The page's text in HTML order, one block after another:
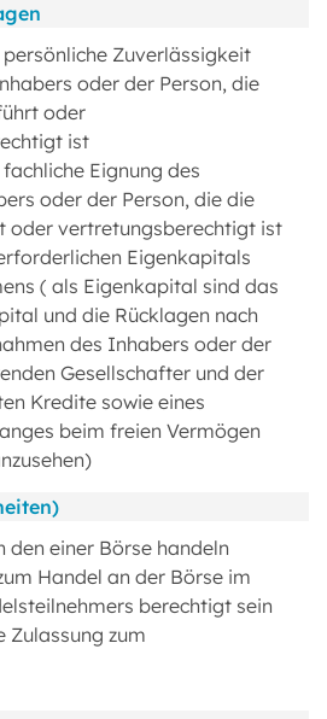
Zuverlässigkeit
oder der Person, die
oder
ist
Eignung des
oder der Person, die die
oder vertretungsberechtigt ist
Eigenkapitals
( als Eigenkapital sind das
und die Rücklagen nach
des Inhabers oder der
Gesellschafter und der
Kredite sowie eines
beim freien Vermögen
den einer Börse handeln
Handel an der Börse im
berechtigt sein
Zulassung zum